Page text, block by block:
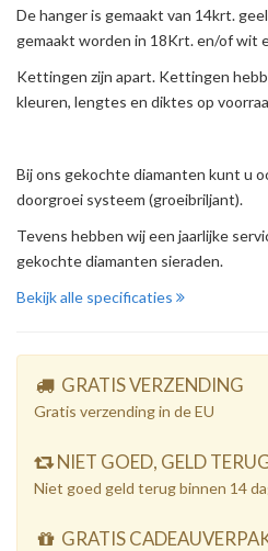
De hanger is gemaakt van 14krt.
gemaakt worden in 18Krt. en/of wit
Kettingen zijn apart. Kettingen
kleuren, lengtes en diktes op
Bij ons gekochte diamanten kunt u
doorgroei systeem (groeibriljant).
Tevens hebben wij een jaarlijke
gekochte diamanten sieraden.
Bekijk alle specificaties
GRATIS VERZENDING
Gratis verzending in de EU
NIET GOED, GELD
Niet goed geld terug binnen 14
GRATIS